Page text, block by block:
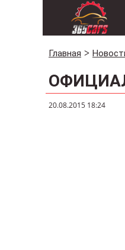
Главная
20.08.2015 18:24